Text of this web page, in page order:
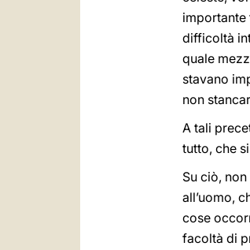
importante
difficoltà
quale
stavano
non
A tali
tutto, che
Su ciò,
all’uomo,
cose
facoltà di